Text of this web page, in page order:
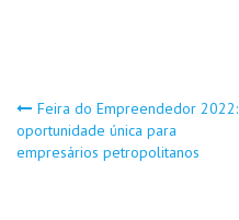
Navegação
de
Feira do Empreendedor 2022:
oportunidade única para
empresários petropolitanos